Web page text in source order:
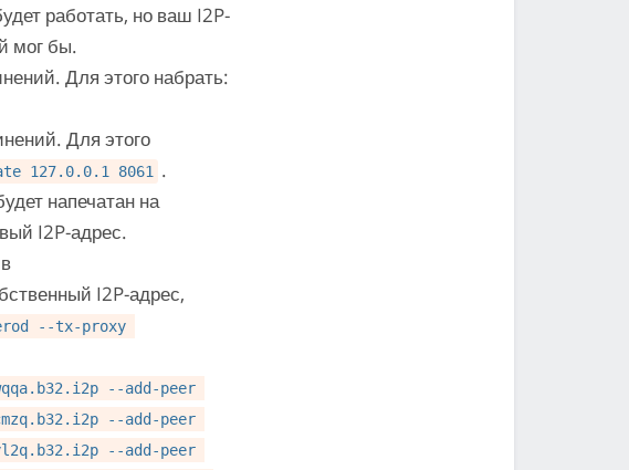
работать, но ваш I2P-
мог бы.
Для этого набрать:
Для этого
127.0.0.1 8061
.
напечатан на
I2P-адрес.
I2P-адрес,
--tx-proxy
--add-peer
--add-peer
--add-peer